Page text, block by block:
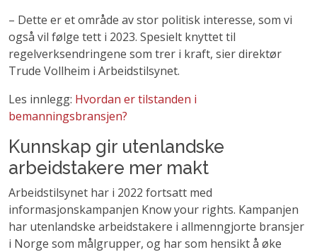
– Dette er et område av stor politisk interesse, som vi
også vil følge tett i 2023. Spesielt knyttet til
regelverksendringene som trer i kraft, sier direktør
Trude Vollheim i Arbeidstilsynet.
Les innlegg: Hvordan er tilstanden i
bemanningsbransjen?
Kunnskap gir utenlandske
arbeidstakere mer makt
Arbeidstilsynet har i 2022 fortsatt med
informasjonskampanjen Know your rights. Kampanjen
har utenlandske arbeidstakere i allmenngjorte bransjer
i Norge som målgrupper, og har som hensikt å øke